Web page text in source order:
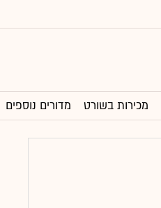
מכירות בשורט מדורים נוספים